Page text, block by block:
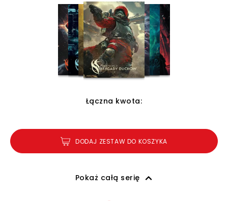
Łączna kwota:
DODAJ ZESTAW DO KOSZYKA
Pokaż całą serię